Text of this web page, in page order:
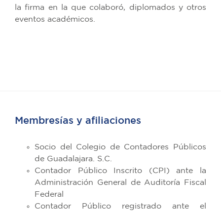
la firma en la que colaboró, diplomados y otros
eventos académicos.
Membresías y afiliaciones
Socio del Colegio de Contadores Públicos
de Guadalajara. S.C.
Contador Público Inscrito (CPI) ante la
Administración General de Auditoría Fiscal
Federal
Contador Público registrado ante el